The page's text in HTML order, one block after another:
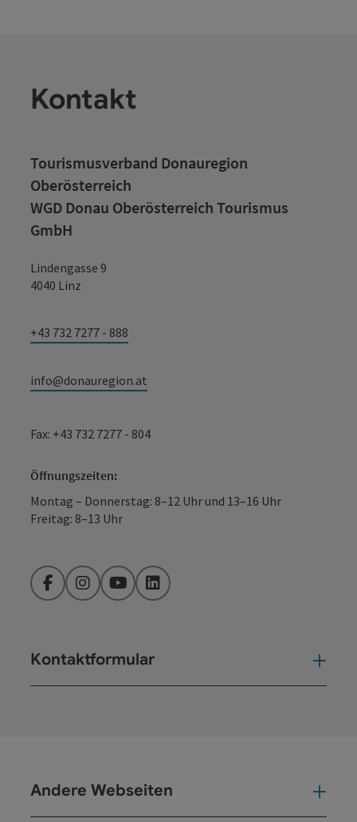
Kontakt
Tourismusverband Donauregion
Oberösterreich
WGD Donau Oberösterreich Tourismus
GmbH
Lindengasse 9
4040 Linz
+43 732 7277 - 888
info@donauregion.at
Fax: +43 732 7277 - 804
Öffnungszeiten:
Montag – Donnerstag: 8–12 Uhr und 13–16 Uhr
Freitag: 8–13 Uhr
FacebookInstagramYouTubeLinkedIn
Kontaktformular
Andere Webseiten